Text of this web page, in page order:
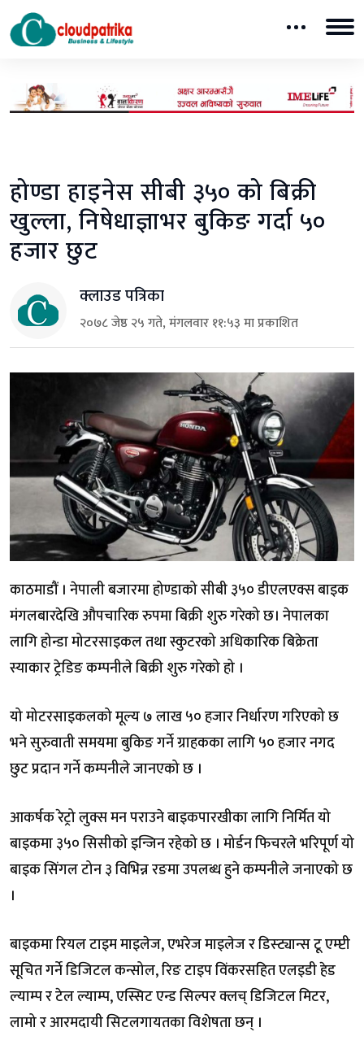
होण्डा हाइनेस सीबी ३५० को बिक्री
खुल्ला, निषेधाज्ञाभर बुकिङ गर्दा ५०
हजार छुट
क्लाउड पत्रिका
२०७८ जेष्ठ २५ गते, मंगलवार ११:५३ मा प्रकाशित
काठमाडौं । नेपाली बजारमा होण्डाको सीबी ३५० डीएलएक्स बाइक
मंगलबारदेखि औपचारिक रुपमा बिक्री शुरु गरेको छ। नेपालका
लागि होन्डा मोटरसाइकल तथा स्कुटरको अधिकारिक बिक्रेता
स्याकार ट्रेडिङ कम्पनीले बिक्री शुरु गरेको हो ।
यो मोटरसाइकलको मूल्य ७ लाख ५० हजार निर्धारण गरिएको छ
भने सुरुवाती समयमा बुकिङ गर्ने ग्राहकका लागि ५० हजार नगद
छुट प्रदान गर्ने कम्पनीले जानएको छ ।
आकर्षक रेट्रो लुक्स मन पराउने बाइकपारखीका लागि निर्मित यो
बाइकमा ३५० सिसीको इन्जिन रहेको छ । मोर्डन फिचरले भरिपूर्ण यो
बाइक सिंगल टोन ३ विभिन्न रङमा उपलब्ध हुने कम्पनीले जनाएको छ
।
बाइकमा रियल टाइम माइलेज, एभरेज माइलेज र डिस्ट्यान्स टू एम्प्टी
सूचित गर्ने डिजिटल कन्सोल, रिङ टाइप विंकरसहित एलइडी हेड
ल्याम्प र टेल ल्याम्प, एस्सिट एन्ड सिल्पर क्लच् डिजिटल मिटर,
लामो र आरमदायी सिटलगायतका विशेषता छन् ।